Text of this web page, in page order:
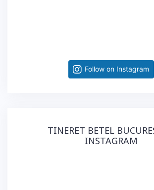
Follow on Instagram
TINERET BETEL
INSTAGRAM